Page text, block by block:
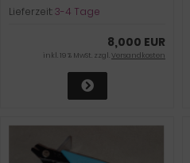
Lieferzeit:3-4 Tage
8,000 EUR
inkl. 19 % MwSt. zzgl.Versandkosten